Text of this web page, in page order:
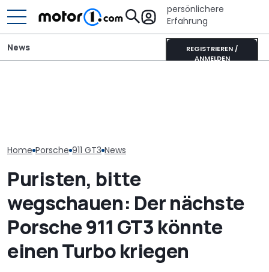
persönlichere
Erfahrung
REGISTRIEREN /
ANMELDEN
News
Home Porsche 911 GT3 News
Puristen, bitte
wegschauen: Der nächste
Porsche 911 GT3 könnte
einen Turbo kriegen